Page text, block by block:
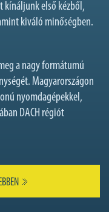
kínáljunk első kézből,
kiváló minőségben.
a nagy formátumú
Magyarországon
nyomdagépekkel,
DACH régiót